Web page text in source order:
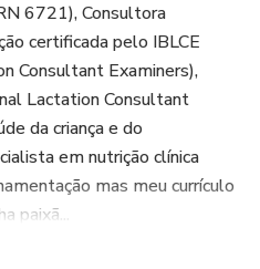
6721), Consultora
certificada pelo IBLCE
Consultant Examiners),
Lactation Consultant
da criança e do
em nutrição clínica
mas meu currículo
paixã...